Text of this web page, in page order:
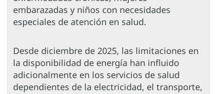
embarazadas y niños con necesidades
especiales de atención en salud.
Desde diciembre de 2025, las limitaciones en
la disponibilidad de energía han influido
adicionalmente en los servicios de salud
dependientes de la electricidad, el transporte,